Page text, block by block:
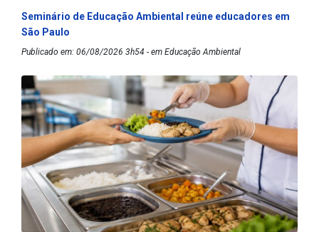
Seminário de Educação Ambiental reúne educadores em
São Paulo
Publicado em: 06/08/2026 3h54 - em Educação Ambiental